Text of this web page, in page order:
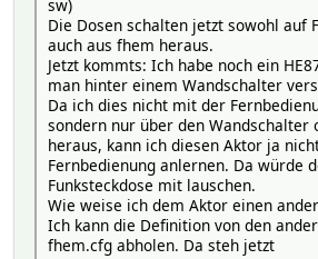
sw)
Die Dosen schalten jetzt sowohl auf
auch aus fhem heraus.
Jetzt kommts: Ich habe noch ein
man hinter einem Wandschalter
Da ich dies nicht mit der
sondern nur über den Wandschalter
heraus, kann ich diesen Aktor ja
Fernbedienung anlernen. Da würde
Funksteckdose mit lauschen.
Wie weise ich dem Aktor einen
Ich kann die Definition von den
fhem.cfg abholen. Da steh jetzt